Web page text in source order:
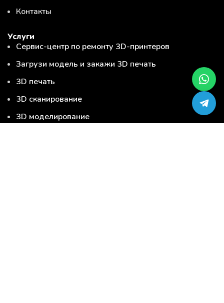
Контакты
Услуги
Сервис-центр по ремонту 3D-принтеров
Загрузи модель и закажи 3D печать
3D печать
3D сканирование
3D моделирование